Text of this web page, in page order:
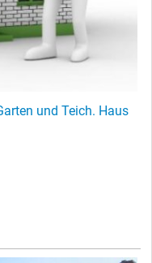
und Teich. Haus